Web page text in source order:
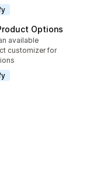
Options
available
customizer for